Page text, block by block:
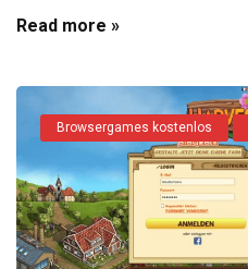
Read more »
Browsergames kostenlos